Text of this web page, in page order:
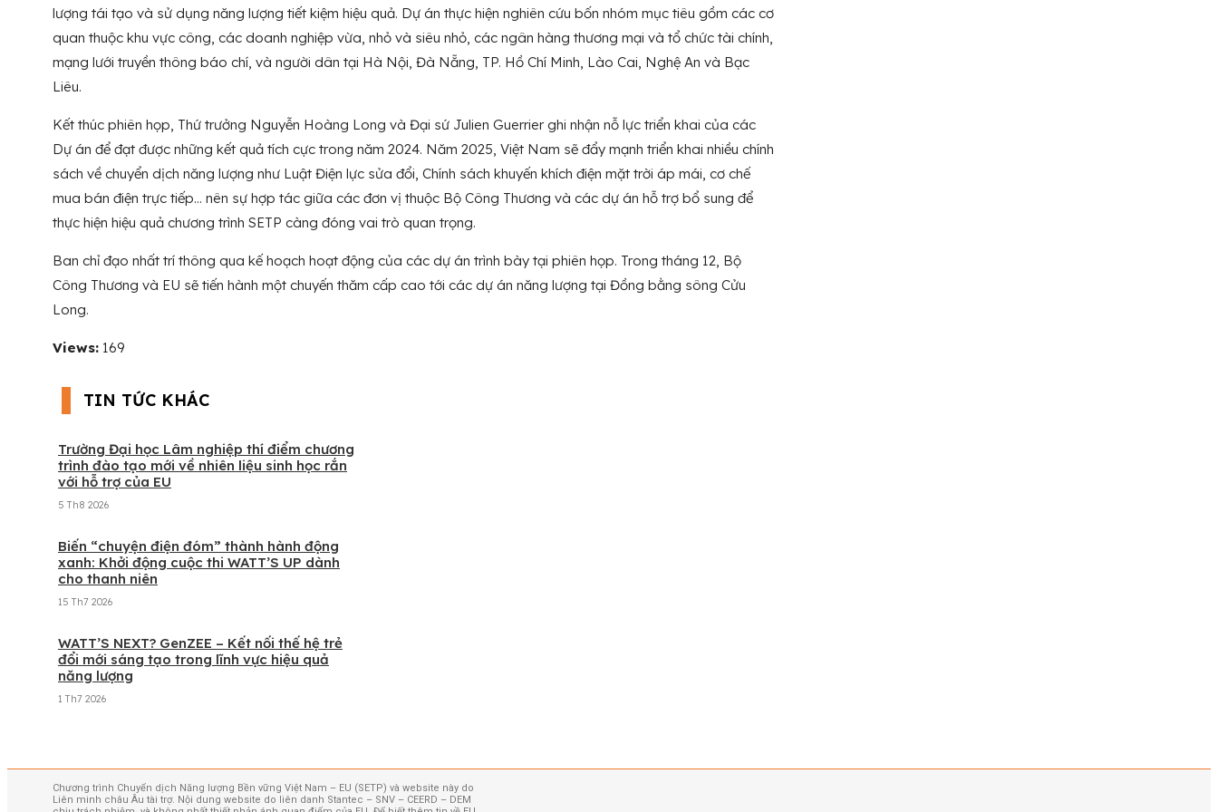
lượng tái tạo và sử dụng năng lượng tiết kiệm hiệu quả. Dự án thực hiện nghiên cứu bốn nhóm mục tiêu gồm các cơ
quan thuộc khu vực công, các doanh nghiệp vừa, nhỏ và siêu nhỏ, các ngân hàng thương mại và tổ chức tài chính,
mạng lưới truyền thông báo chí, và người dân tại Hà Nội, Đà Nẵng, TP. Hồ Chí Minh, Lào Cai, Nghệ An và Bạc
Liêu.
Kết thúc phiên họp, Thứ trưởng Nguyễn Hoàng Long và Đại sứ Julien Guerrier ghi nhận nỗ lực triển khai của các
Dự án để đạt được những kết quả tích cực trong năm 2024. Năm 2025, Việt Nam sẽ đẩy mạnh triển khai nhiều chính
sách về chuyển dịch năng lượng như Luật Điện lực sửa đổi, Chính sách khuyến khích điện mặt trời áp mái, cơ chế
mua bán điện trực tiếp… nên sự hợp tác giữa các đơn vị thuộc Bộ Công Thương và các dự án hỗ trợ bổ sung để
thực hiện hiệu quả chương trình SETP càng đóng vai trò quan trọng.
Ban chỉ đạo nhất trí thông qua kế hoạch hoạt động của các dự án trình bày tại phiên họp. Trong tháng 12, Bộ
Công Thương và EU sẽ tiến hành một chuyến thăm cấp cao tới các dự án năng lượng tại Đồng bằng sông Cửu
Long.
Views: 169
TIN TỨC KHÁC
Trường Đại học Lâm nghiệp thí điểm chương
trình đào tạo mới về nhiên liệu sinh học rắn
với hỗ trợ của EU
5 Th8 2026
Biến “chuyện điện đóm” thành hành động
xanh: Khởi động cuộc thi WATT’S UP dành
cho thanh niên
15 Th7 2026
WATT’S NEXT? GenZEE – Kết nối thế hệ trẻ
đổi mới sáng tạo trong lĩnh vực hiệu quả
năng lượng
1 Th7 2026
Chương trình Chuyển dịch Năng lượng Bền vững Việt Nam – EU (SETP) và website này do
Liên minh châu Âu tài trợ. Nội dung website do liên danh Stantec – SNV – CEERD – DEM